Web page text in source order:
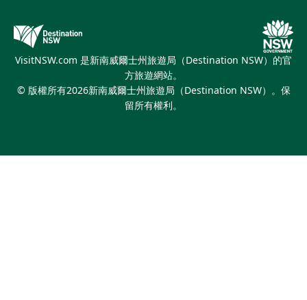
新南威爾士州旅遊局（Destination NSW）媒體中心
繽紛悉尼燈光音樂節
VisitNSW.com 是新南威爾士州旅遊局（Destination NSW）的官
方旅遊網站。
© 版權所有2026新南威爾士州旅遊局（Destination NSW）。保
留所有權利。